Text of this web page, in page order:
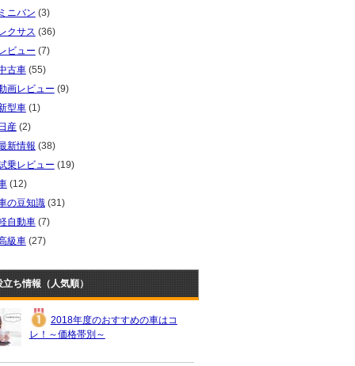
ニバン (3)
クサス (36)
ビュー (7)
古車(55)
画レビュー (9)
型車(1)
産(2)
新情報 (38)
乗レビュー (19)
(12)
の豆知識(31)
自動車(7)
級車(27)
立ち情報（人気順）
2018年度のおすすめの車はコ
レ！～価格帯別～